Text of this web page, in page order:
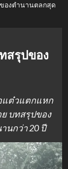
องตำนานตลกสุด
สรุปของ
แต๋วแตกแหก
บทสรุปของ
นกว่า 20 ปี